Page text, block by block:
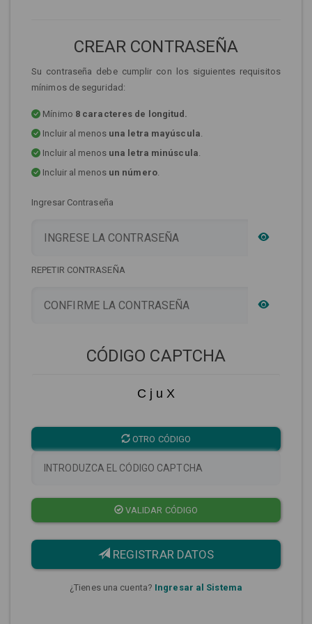
CREAR CONTRASEÑA
Su contraseña debe cumplir con los siguientes requisitos
mínimos de seguridad:
Mínimo 8 caracteres de longitud.
Incluir al menos una letra mayúscula.
Incluir al menos una letra minúscula.
Incluir al menos un número.
Ingresar Contraseña
REPETIR CONTRASEÑA
CÓDIGO CAPTCHA
C j u X
OTRO CÓDIGO
VALIDAR CÓDIGO
REGISTRAR DATOS
¿Tienes una cuenta? Ingresar al Sistema